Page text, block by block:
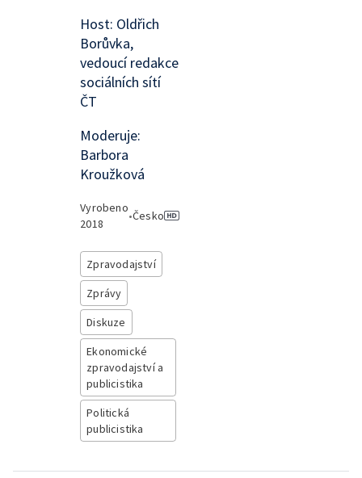
Host: Oldřich
Borůvka,
vedoucí redakce
sociálních sítí
ČT
Moderuje:
Barbora
Kroužková
Vyrobeno
2018
•Česko
Zpravodajství
Zprávy
Diskuze
Ekonomické
zpravodajství a
publicistika
Politická
publicistika